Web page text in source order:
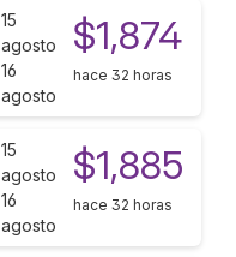
15
agosto
16
agosto
$1,874
hace 32 horas
15
agosto
16
agosto
$1,885
hace 32 horas